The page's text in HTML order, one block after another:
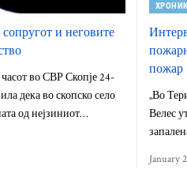
и неговите
во СВР Скопје 24-
дека во скопско село
од нејзиниот…
пожар
„Во
Велес
January